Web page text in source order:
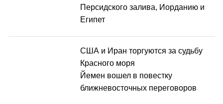
Персидского залива, Иорданию и
Египет
США и Иран торгуются за судьбу
Красного моря
Йемен вошел в повестку
ближневосточных переговоров